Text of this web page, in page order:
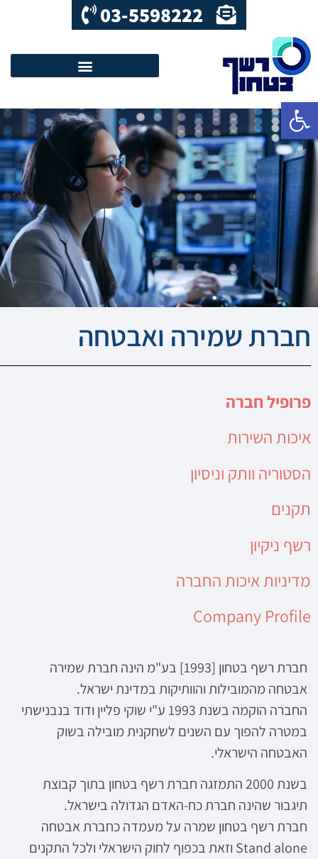
פתח סרגל נגישות
03-5598222
חברת שמירה ואבטחה
פרופיל חברה
איכות השירות
הסטוריה וותק וניסיון
תקנים
רשף ניקיון
מדיניות איכות החברה
Company Profile
חברת רשף בטחון [1993] בע"מ הינה חברת שמירה
אבטחה מהמובילות והוותיקות במדינת ישראל.
החברה הוקמה בשנת 1993 ע"י שוקי פליין ודוד בנבנישתי
במטרה להפוך עם השנים לשחקנית מובילה בשוק
האבטחה הישראלי.
בשנת 2000 התמזגה חברת רשף בטחון בתוך קבוצת
תיגבור שהינה חברת כח-האדם הגדולה בישראל.
חברת רשף בטחון שמרה על מעמדה כחברת אבטחה
Stand alone וזאת בכפוף לחוק הישראלי ולכל התקנים